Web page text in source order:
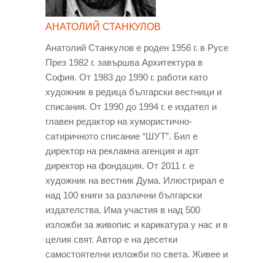
АНАТОЛИЙ СТАНКУЛОВ
Анатолий Станкулов е роден 1956 г. в Русе
През 1982 г. завършва Архитектура в
София. От 1983 до 1990 г. работи като
художник в редица български вестници и
списания. От 1990 до 1994 г. е издател и
главен редактор на хумористично-
сатиричното списание “ШУТ”. Бил е
директор на рекламна агенция и арт
директор на фондация. От 2011 г. е
художник на вестник Дума. Илюстрирал е
над 100 книги за различни български
издателства. Има участия в над 500
изложби за живопис и карикатура у нас и в
целия свят. Автор е на десетки
самостоятелни изложби по света. Живее и